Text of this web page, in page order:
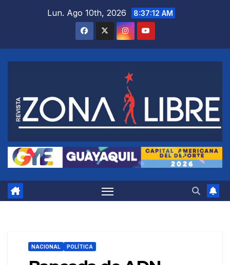
Lun. Ago 10th, 2026 8:37:13 AM
NACIONAL POLÍTICA